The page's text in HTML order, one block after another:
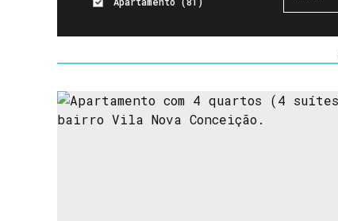
Flat/Loft/Estúdio (12)